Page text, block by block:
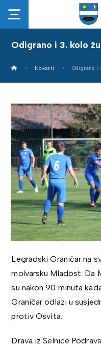
Odigrano i 3. kolo
Novosti Odigrano i
Legradski Graničar na
molvarsku Mladost. Da
su nakon 90 minuta
Graničar odlazi u
protiv Osvita.
Drava iz Selnice